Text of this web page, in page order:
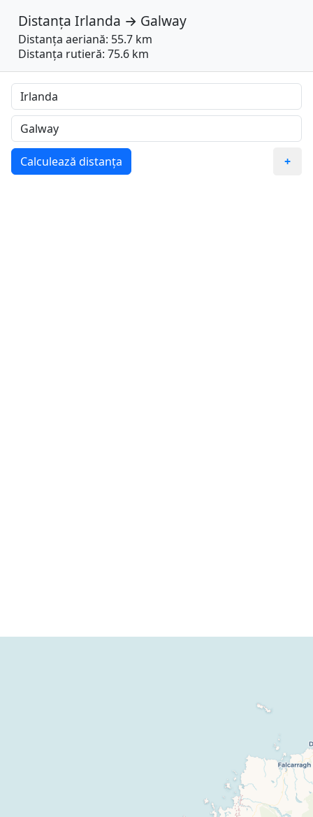
Distanța Irlanda → Galway
Distanța aeriană: 55.7 km
Distanța rutieră: 75.6 km
Calculează distanța +